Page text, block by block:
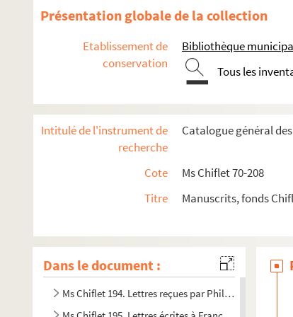
Présentation globale de la collection
Etablissement de
conservation
Bibliothèque
Tous les
Intitulé de l'instrument de
recherche
Catalogue général
Cote
Ms Chiflet 70-208
Titre
Manuscrits, fonds
Dans le document :
Ms Chiflet 180. « Laurentii Chifletii, in suprema
Ms Chiflet 182. « Repertorium Julii Chifletii, Balernae
Ms Chiflet 183. « Lecture spirituelle », par Jules Chiflet,
Ms Chiflet 185. Nobiliaire de Franche-Comté, par Jules
Ms Chiflet 186. Armorial des Pays-Bas, par Jules
Ms Chiflet 190. « Patrocinii reorum capitis
Ms Chiflet 192. « Aeneae Sylvii Piccolomini,
Ms Chiflet 193. Recueil des lettres adressées à F.-X.
Ms Chiflet 194. Lettres reçues par Philippe-Eugène,